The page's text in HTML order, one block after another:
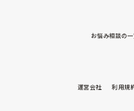
お悩み相談の
運営会社 利用規